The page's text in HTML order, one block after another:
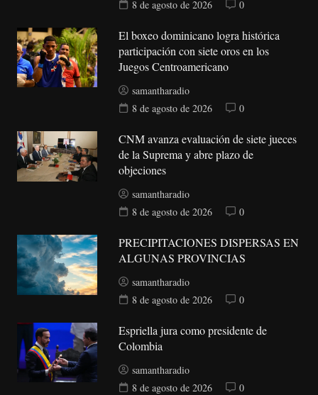
8 de agosto de 2026 0
El boxeo dominicano logra histórica
participación con siete oros en los
Juegos Centroamericano
samantharadio
8 de agosto de 2026
0
CNM avanza evaluación de siete jueces
de la Suprema y abre plazo de
objeciones
samantharadio
8 de agosto de 2026
0
PRECIPITACIONES DISPERSAS EN
ALGUNAS PROVINCIAS
samantharadio
8 de agosto de 2026
0
Espriella jura como presidente de
Colombia
samantharadio
8 de agosto de 2026
0